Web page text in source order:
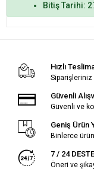
Bitiş Tarihi:
Hızlı
Siparişleriniz
Güvenli
Güvenli ve
Geniş Ürün
Binlerce
7 / 24
Öneri ve